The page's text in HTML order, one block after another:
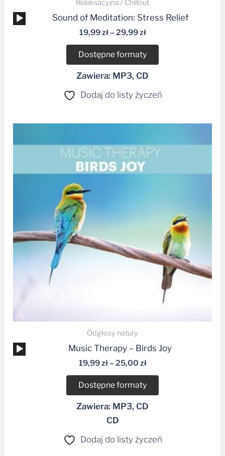
Relaksacyjna / Chillout
Odtwarzacz
plików
dźwiękowych
Sound of Meditation: Stress Relief
19,99zł– 29,99zł
Dostępne formaty
Zawiera: MP3, CD
Dodaj do listy życzeń
Odgłosy natury
Odtwarzacz
plików
dźwiękowych
Music Therapy – Birds Joy
19,99zł– 25,00 zł
od
19,99 zł
25,00 zł
Dostępne formaty
Zawiera: MP3, CD
CD
Dodaj do listy życzeń